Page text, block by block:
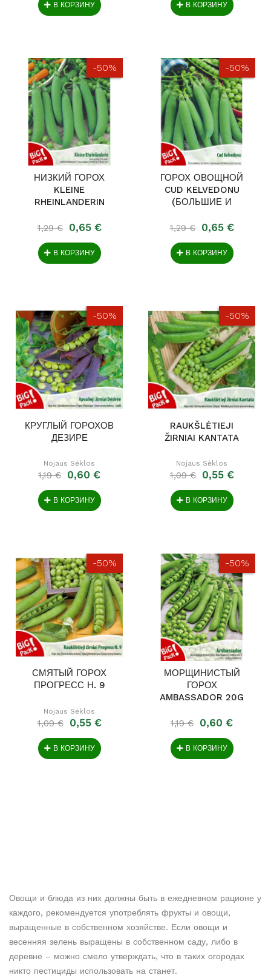
В КОРЗИНУ В КОРЗИНУ
-50%
НИЗКИЙ ГОРОХ
KLEINE
RHEINLANDERIN
1,29 € 0,65 €
В КОРЗИНУ
-50%
ГОРОХ ОВОЩНОЙ
CUD KELVEDONU
(БОЛЬШИЕ И
1,29 €
0,65 €
В КОРЗИНУ
-50%
КРУГЛЫЙ ГОРОХОВ
ДЕЗИРЕ
Nojaus Sėklos
1,19 € 0,60 €
В КОРЗИНУ
-50%
RAUKŠLĖTIEJI
ŽIRNIAI KANTATA
Nojaus Sėklos
1,09 € 0,55 €
В КОРЗИНУ
-50%
СМЯТЫЙ ГОРОХ
ПРОГРЕСС Н. 9
Nojaus Sėklos
1,09 € 0,55 €
В КОРЗИНУ
-50%
МОРЩИНИСТЫЙ
ГОРОХ
AMBASSADOR 20G
1,19 €
0,60 €
В КОРЗИНУ
Овощи и блюда из них должны быть в ежедневном рационе у
каждого, рекомендуется употреблять фрукты и овощи,
выращенные в собственном хозяйстве. Если овощи и
весенняя зелень выращены в собственном саду, либо в
деревне – можно смело утверждать, что в таких огородах
никто пестициды использовать на станет.